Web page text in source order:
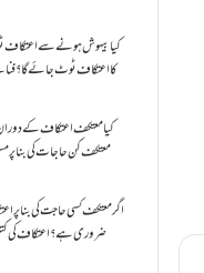
کیا بیہوش ہونے سے اعتکاف
کا اعتکاف ٹوٹ جائے
کیا معتکف اعتکاف کے
معتکف کن حاجات کی بنا پر
اگر معتکف کسی حاجت کی بنا پر
ضروری ہے؟اعتکاف کی